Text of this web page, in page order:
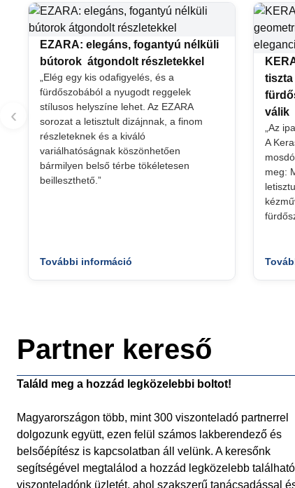
EZARA: elegáns, fogantyú nélküli
bútorok átgondolt részletekkel
„Elég egy kis odafigyelés, és a
fürdőszobából a nyugodt reggelek
stílusos helyszíne lehet. Az EZARA
sorozat a letisztult dizájnnak, a finom
részleteknek és a kiváló
variálhatóságnak köszönhetően
bármilyen belső térbe tökéletesen
beilleszthető.”
További információ
tiszta
válik
„Az
A
meg:
‹
Partner kereső
Találd meg a hozzád legközelebbi boltot!
Magyarországon több, mint 300 viszonteladó partnerrel
dolgozunk együtt, ezen felül számos lakberendező és
belsőépítész is kapcsolatban áll velünk. A keresőnk
segítségével megtalálod a hozzád legközelebb található
viszonteladónk üzletét, ahol szakszerű tanácsadással